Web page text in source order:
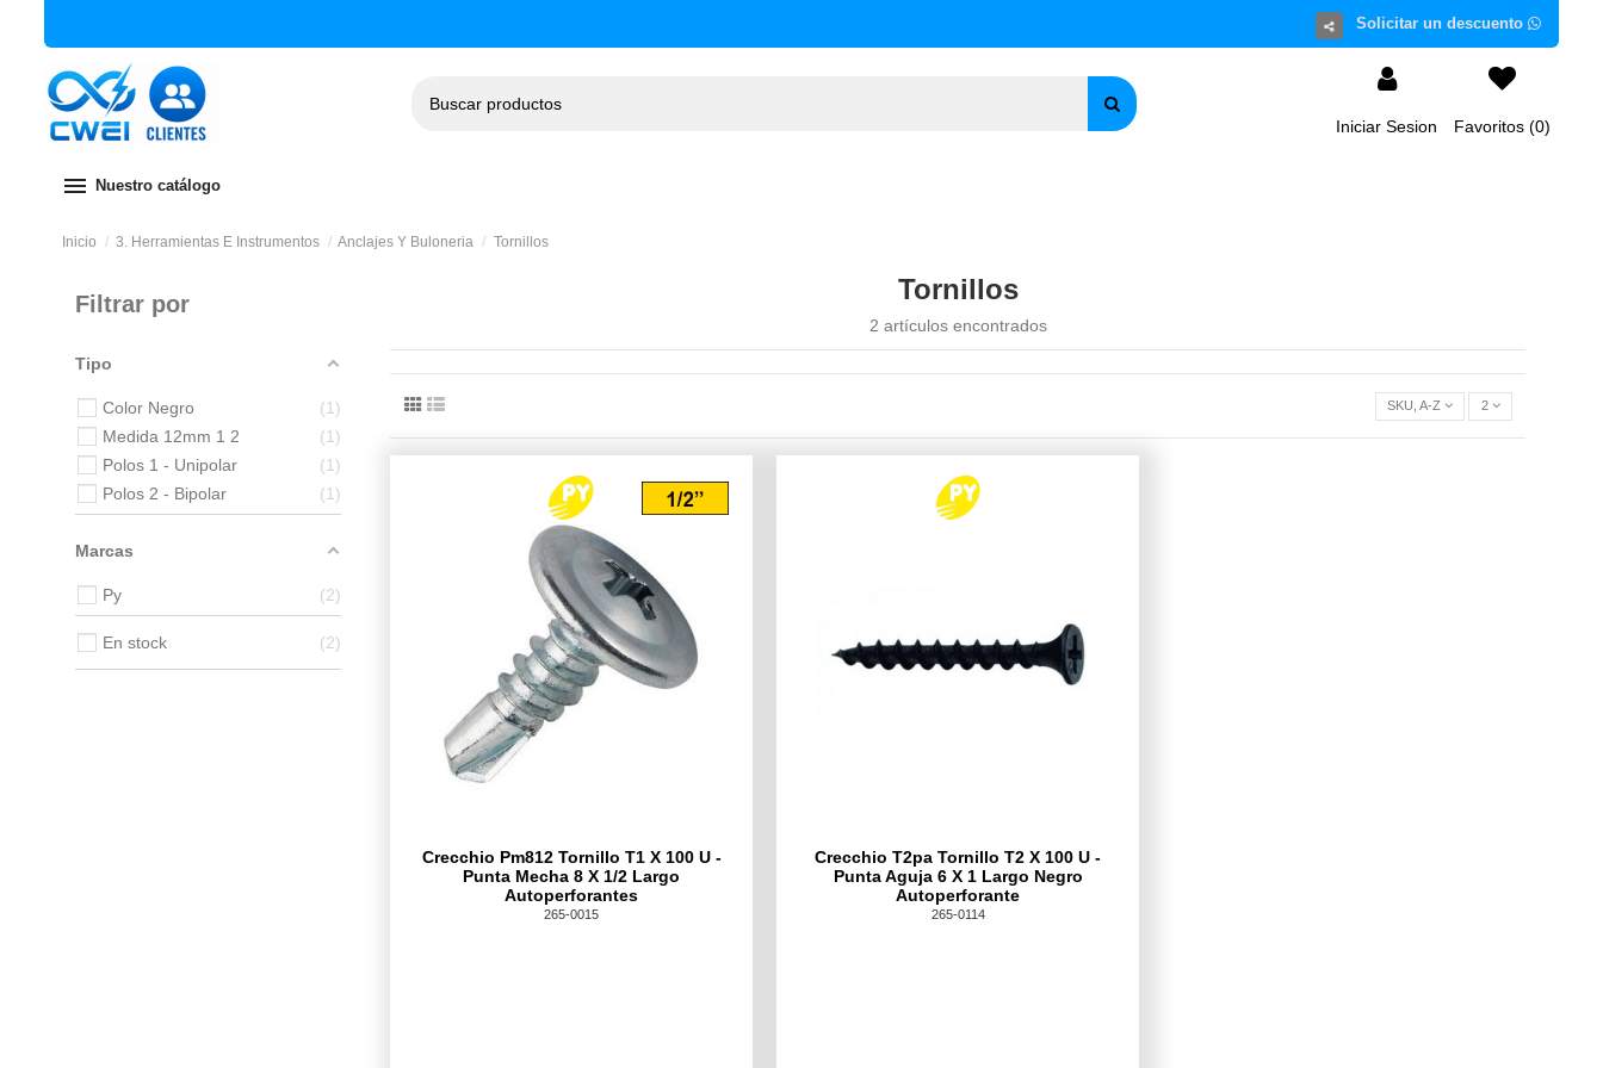
Iniciar Sesion Favoritos (0)
menu Nuestro catálogo
Inicio 3. Herramientas E Instrumentos Anclajes Y Buloneria Tornillos
Tornillos
2 artículos encontrados
Crecchio Pm812 Tornillo T1 X 100 U -
Punta Mecha 8 X 1/2 Largo
Autoperforantes
265-0015
Crecchio T2pa Tornillo T2 X 100 U -
Punta Aguja 6 X 1 Largo Negro
Autoperforante
265-0114
Filtrar por
Tipo
Color Negro
1
Medida 12mm 1 2
1
Polos 1 - Unipolar
1
Polos 2 - Bipolar
1
Marcas
Py 2
En stock 2